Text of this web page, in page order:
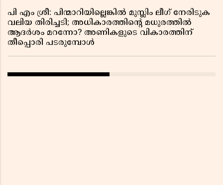
പി എം ശ്രീ: പിന്മാറിയില്ലെങ്കിൽ മുസ്ലിം ലീഗ് നേരിടുക
വലിയ തിരിച്ചടി; അധികാരത്തിന്റെ മധുരത്തിൽ
ആദർശം മറന്നോ? അണികളുടെ വികാരത്തിന്
തീപ്പൊരി പടരുമ്പോൾ